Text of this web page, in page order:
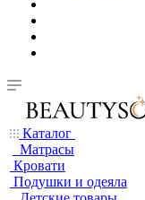
Каталог
Матрасы
Кровати
Подушки и одеяла